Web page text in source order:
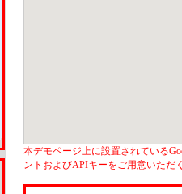
本デモページ上に設置されている
ントおよびAPIキーをご用意いただ